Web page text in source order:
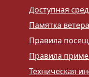
Доступная
Памятка
Правила
Правила
Техническая